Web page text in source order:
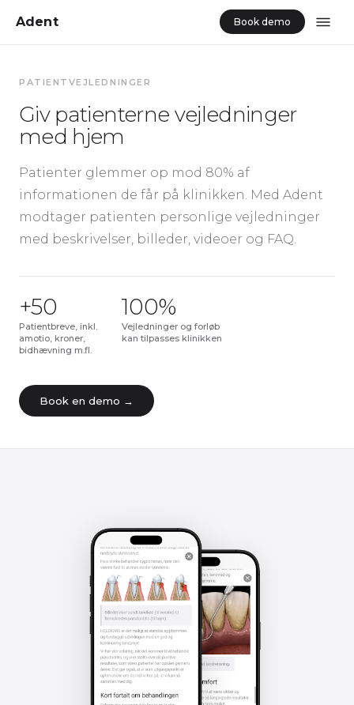
Adent Book demo
PATIENTVEJLEDNINGER
Giv patienterne vejledninger
med hjem
Patienter glemmer op mod 80% af
informationen de får på klinikken. Med Adent
modtager patienten personlige vejledninger
med beskrivelser, billeder, videoer og FAQ.
+50
Patientbreve, inkl.
amotio, kroner,
bidhævning m.fl.
100%
Vejledninger og forløb
kan tilpasses klinikken
Book en demo →